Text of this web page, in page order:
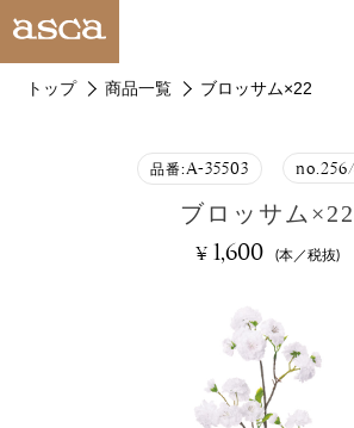
トップ 商品一覧 ブロッサム×22
品番:A-35503
ブロッサム×22
¥ 1,600 (本／税抜)